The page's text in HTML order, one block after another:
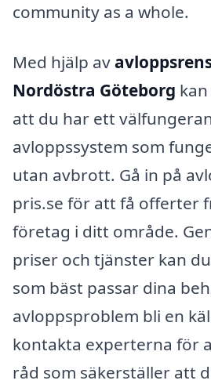
community as a whole.
Med hjälp av
Nordöstra Göteborg
att du har ett
avloppssystem som
utan avbrott. Gå in på
pris.se för att få offerter
företag i ditt område.
priser och tjänster kan
som bäst passar dina
avloppsproblem bli en
kontakta experterna för
råd som säkerställer att